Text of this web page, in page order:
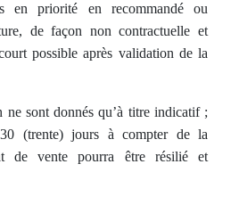
en priorité en recommandé ou
de façon non contractuelle et
possible après validation de la
ne sont donnés qu’à titre indicatif ;
(trente) jours à compter de la
de vente pourra être résilié et